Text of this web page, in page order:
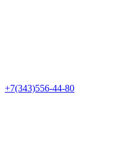
+7(343)556-44-80